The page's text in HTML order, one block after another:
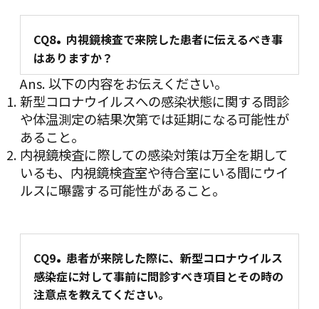
CQ8. 内視鏡検査で来院した患者に伝えるべき事
はありますか？
Ans. 以下の内容をお伝えください。
新型コロナウイルスへの感染状態に関する問診
や体温測定の結果次第では延期になる可能性が
あること。
内視鏡検査に際しての感染対策は万全を期して
いるも、内視鏡検査室や待合室にいる間にウイ
ルスに曝露する可能性があること。
CQ9. 患者が来院した際に、新型コロナウイルス
感染症に対して事前に問診すべき項目とその時の
注意点を教えてください。